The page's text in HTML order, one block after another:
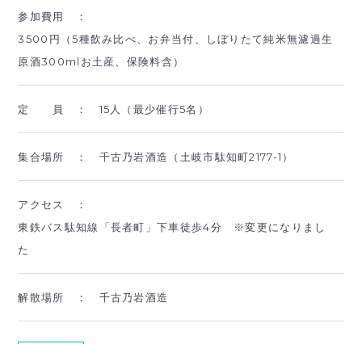
参加費用 ：
3500円（5種飲み比べ、お弁当付、しぼりたて純米無濾過生
原酒300mlお土産、保険料含）
定 員 ： 15人（最少催行5名）
集合場所 ： 千古乃岩酒造（土岐市駄知町2177-1）
アクセス ：
東鉄バス駄知線「長者町」下車徒歩4分 ※変更になりまし
た
解散場所 ： 千古乃岩酒造